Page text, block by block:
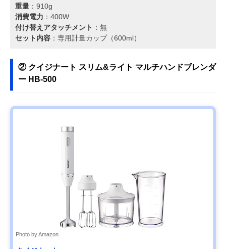
重量 ：910g
消費電力 ：400W
付け替えアタッチメント ：無
セット内容 ：専用計量カップ（600ml）
② クイジナート スリム&ライト マルチハンドブレンダ
ー HB-500
Photo by Amazon